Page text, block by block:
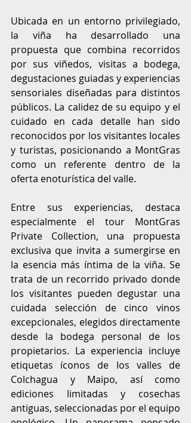
Ubicada en un entorno privilegiado,
la viña ha desarrollado una
propuesta que combina recorridos
por sus viñedos, visitas a bodega,
degustaciones guiadas y experiencias
sensoriales diseñadas para distintos
públicos. La calidez de su equipo y el
cuidado en cada detalle han sido
reconocidos por los visitantes locales
y turistas, posicionando a MontGras
como un referente dentro de la
oferta enoturística del valle.
Entre sus experiencias, destaca
especialmente el tour MontGras
Private Collection, una propuesta
exclusiva que invita a sumergirse en
la esencia más íntima de la viña. Se
trata de un recorrido privado donde
los visitantes pueden degustar una
cuidada selección de cinco vinos
excepcionales, elegidos directamente
desde la bodega personal de los
propietarios. La experiencia incluye
etiquetas íconos de los valles de
Colchagua y Maipo, así como
ediciones limitadas y cosechas
antiguas, seleccionadas por el equipo